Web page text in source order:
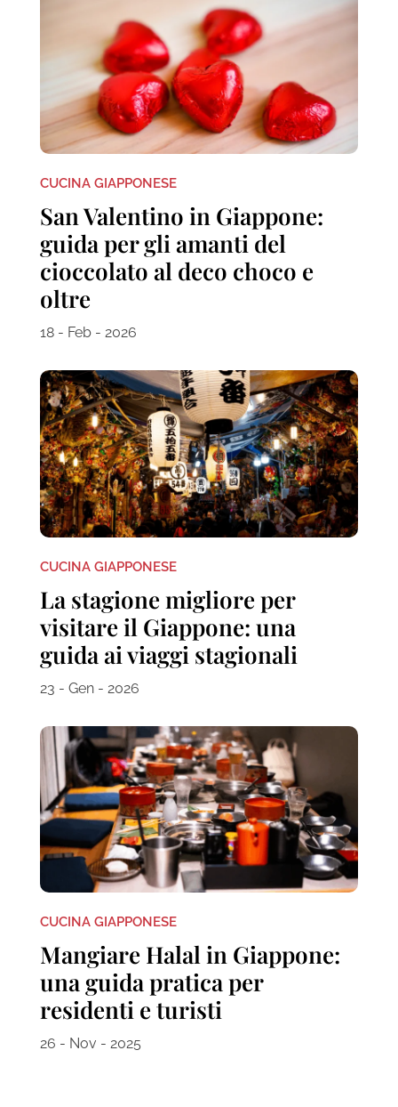
CUCINA GIAPPONESE
San Valentino in Giappone:
guida per gli amanti del
cioccolato al deco choco e
oltre
18 - Feb - 2026
CUCINA GIAPPONESE
La stagione migliore per
visitare il Giappone: una
guida ai viaggi stagionali
23 - Gen - 2026
CUCINA GIAPPONESE
Mangiare Halal in Giappone:
una guida pratica per
residenti e turisti
26 - Nov - 2025